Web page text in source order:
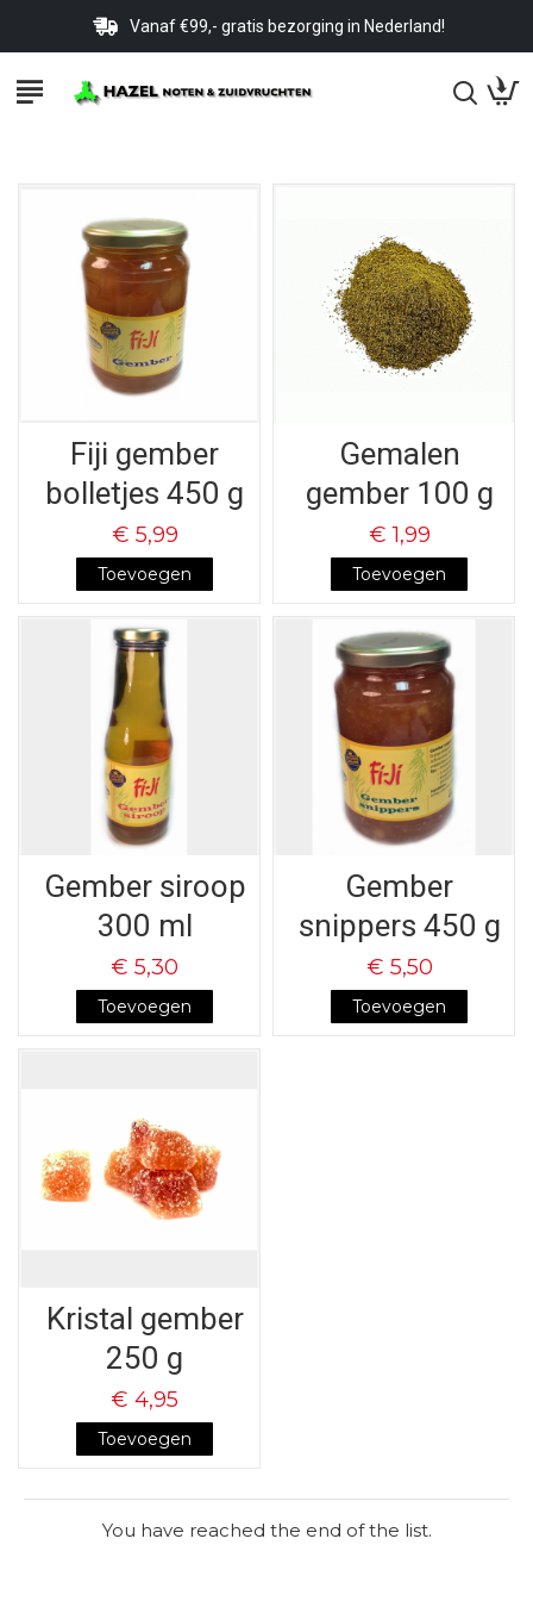
Vanaf €99,- gratis bezorging in Nederland!
Fiji gember
bolletjes 450 g
€ 5,99
Toevoegen
Gemalen
gember 100 g
€ 1,99
Toevoegen
Gember siroop
300 ml
€ 5,30
Toevoegen
Gember
snippers 450 g
€ 5,50
Toevoegen
Kristal gember
250 g
€ 4,95
Toevoegen
You have reached the end of the list.